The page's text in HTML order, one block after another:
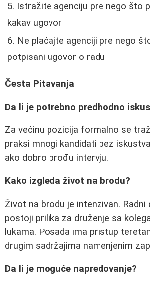
Istražite agenciju pre nego što
kakav ugovor
Ne plaćajte agenciji pre nego
potpisani ugovor o radu
Česta Pitavanja
Da li je potrebno predhodno
Za većinu pozicija formalno se
praksi mnogi kandidati bez
ako dobro prođu intervju.
Kako izgleda život na brodu?
Život na brodu je intenzivan. Radni
postoji prilika za druženje sa
lukama. Posada ima pristup
drugim sadržajima namenjenim
Da li je moguće napredovanje?